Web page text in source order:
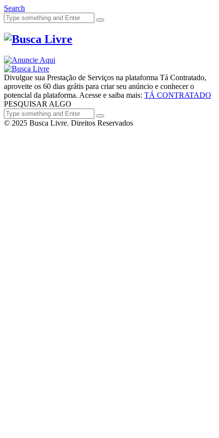
Search
Divulgue sua Prestação de Serviços na plataforma Tá Contratado,
aproveite os 60 dias grátis para criar seu anúncio e conhecer o
potencial da plataforma. Acesse e saiba mais: TÁ CONTRATADO
PESQUISAR ALGO
© 2025 Busca Livre. Direitos Reservados